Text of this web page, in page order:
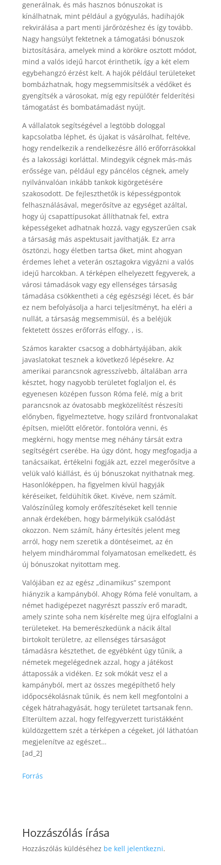
generálnak, és más hasznos bónuszokat is
kínálhatnak, mint például a gyógyulás, hadihajók
rekvirálása a part menti járőrözéshez és így tovább.
Nagy hangsúlyt fektetnek a támogatási bónuszok
biztosítására, amelyek mind a körökre osztott módot,
mind a valós idejű harcot érinthetik, így a két elem
egybehangzó érzést kelt. A hajók például területeket
bombázhatnak, hogy megsemmisítsék a védőket és
gyengítsék a városokat, míg egy repülőtér felderítési
támogatást és bombatámadást nyújt.
A vállalatok segítségével a legtöbb dologgal
kapcsolatba léphet, és újakat is vásárolhat, feltéve,
hogy rendelkezik a rendelkezésre álló erőforrásokkal
és a lakossági korláttal. Mindegyik cégnek más-más
erőssége van, például egy páncélos cégnek, amely
nyilvánvalóan inkább tankok kigörgetésére
szakosodott. De fejleszthetők is képességpontok
felhasználásával, megerősítve az egységet azáltal,
hogy új csapattípusokat állíthatnak fel, extra
képességeket adhatnak hozzá, vagy egyszerűen csak
a társaság más aspektusait javíthatják. Ez arra
ösztönzi, hogy életben tartsa őket, mint ahogyan
érdemes lehet a veterán osztagokra vigyázni a valós
idejű harcokban. A térképen elhelyezett fegyverek, a
városi támadások vagy egy ellenséges társaság
támadása csökkentheti a cég egészségi lécet, és bár
ez nem befolyásolja a harci teljesítményt, ha eléri a
nullát, a társaság megsemmisül, és a beléjük
fektetett összes erőforrás elfogy. , is.
Számos karakter csacsog a dobhártyájában, akik
javaslatokat tesznek a következő lépésekre. Az
amerikai parancsnok agresszívebb, általában arra
késztet, hogy nagyobb területet foglaljon el, és
egyenesen középen fusson Róma felé, míg a brit
parancsnok az óvatosabb megközelítést részesíti
előnyben, figyelmeztetve, hogy szilárd frontvonalakat
építsen, mielőtt előretör. fontolóra venni, és
megkérni, hogy mentse meg néhány társát extra
segítségért cserébe. Ha úgy dönt, hogy megfogadja a
tanácsaikat, értékelni fogják azt, ezzel megerősítve a
velük való kiállást, és új bónuszokat nyithatnak meg.
Hasonlóképpen, ha figyelmen kívül hagyják
kéréseiket, feldühítik őket. Kivéve, nem számít.
Valószínűleg komoly erőfeszítéseket kell tennie
annak érdekében, hogy bármelyikük csalódást
okozzon. Nem számít, hány értesítés jelent meg
arról, hogy nem szeretik a döntéseimet, az én
helyem mindhárommal folyamatosan emelkedett, és
új bónuszokat nyitottam meg.
Valójában ez az egész „dinamikus” szempont
hiányzik a kampányból. Ahogy Róma felé vonultam, a
német hadigépezet nagyrészt passzív erő maradt,
amely szinte soha nem kísérelte meg újra elfoglalni a
területeket. Ha bemerészkedünk a nácik által
birtokolt területre, az ellenséges társaságot
támadásra késztethet, de egyébként úgy tűnik, a
németek megelégednek azzal, hogy a játékost
áttapossák a vidéken. Ez sok mókát vesz el a
kampányból, mert az összes megépíthető hely
időpocsékolásnak tűnik, és nem kell megfontolni a
cégek hátrahagyását, hogy területet tartsanak fenn.
Elterültem azzal, hogy felfegyverzett turistákként
küldözgettem szét a térképen a cégeket, jól láthatóan
megjelenítve az egészet…
[ad_2]
Forrás
Hozzászólás írása
Hozzászólás küldéséhez be kell jelentkezni.